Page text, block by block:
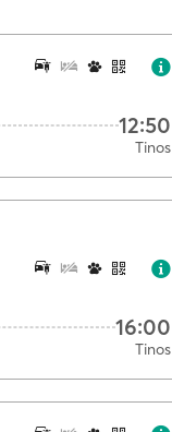
12:50
Tinos
16:00
Tinos